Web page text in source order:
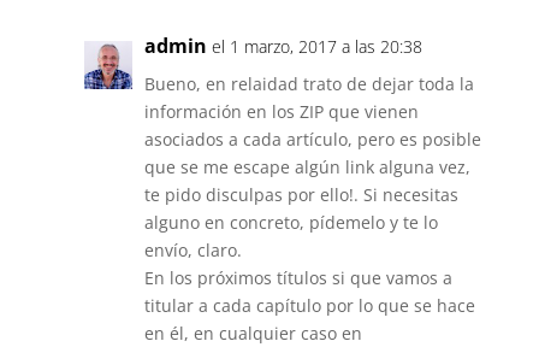
admin el 1 marzo, 2017 a las 20:38
Bueno, en relaidad trato de dejar toda la
información en los ZIP que vienen
asociados a cada artículo, pero es posible
que se me escape algún link alguna vez,
te pido disculpas por ello!. Si necesitas
alguno en concreto, pídemelo y te lo
envío, claro.
En los próximos títulos si que vamos a
titular a cada capítulo por lo que se hace
en él, en cualquier caso en